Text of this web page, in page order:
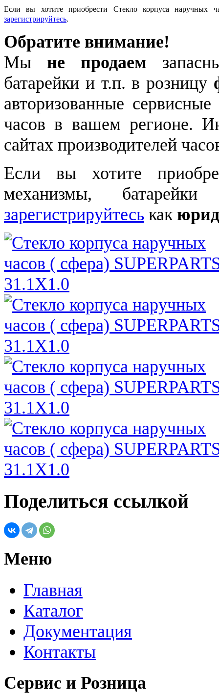
Если вы хотите приобрести Стекло корпуса наручных
зарегистрируйтесь.
Обратите внимание!
Мы не продаем
батарейки и т.п. в розницу
авторизованные
часов в вашем регионе.
сайтах производителей
Если вы хотите
механизмы,
зарегистрируйтесь как
Поделиться ссылкой
Меню
Главная
Каталог
Документация
Контакты
Сервис и Розница